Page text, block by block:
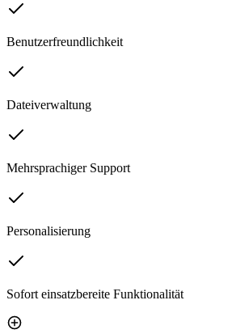
Benutzerfreundlichkeit
Dateiverwaltung
Mehrsprachiger Support
Personalisierung
Sofort einsatzbereite Funktionalität